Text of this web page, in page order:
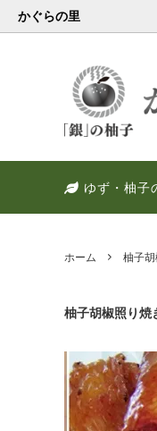
かぐらの里
ゆず・柚子
ホーム 柚子
柚子胡椒照り焼